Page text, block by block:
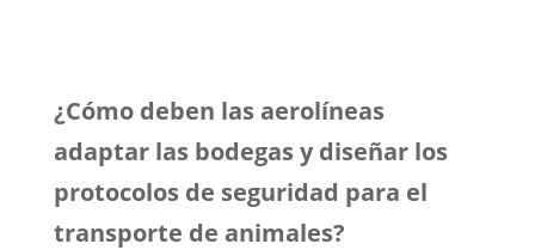
¿Cómo deben las aerolíneas
adaptar las bodegas y diseñar los
protocolos de seguridad para el
transporte de animales?